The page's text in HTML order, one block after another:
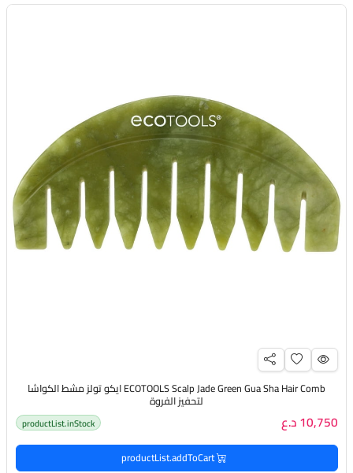
ECOTOOLS Scalp Jade Green Gua Sha Hair Comb ايكو تولز مشط الكواشا
لتحفيز الفروة
10,750 د.ع productList.inStock
productList.addToCart